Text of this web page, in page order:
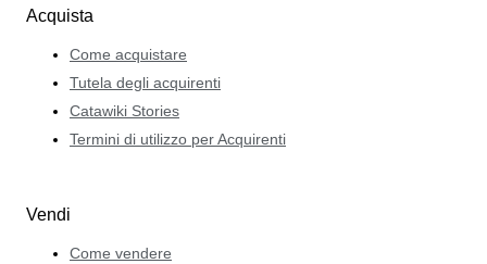
Acquista
Come acquistare
Tutela degli acquirenti
Catawiki Stories
Termini di utilizzo per Acquirenti
Vendi
Come vendere